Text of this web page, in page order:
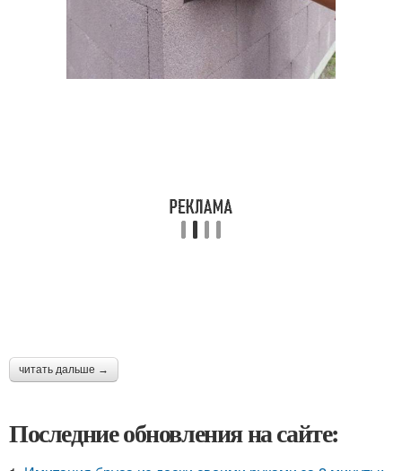
читать дальше →
Последние обновления на сайте: